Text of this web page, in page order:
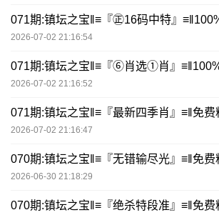
071期:镇坛之宝‖≡『㊣16码中特』
2026-07-02 21:16:54
071期:镇坛之宝‖≡『⑥肖选①肖』
2026-07-02 21:16:52
071期:镇坛之宝‖≡『最新四季肖』≡‖免费
2026-07-02 21:16:47
070期:镇坛之宝‖≡『无错输尽光』≡‖免费
2026-06-30 21:18:29
070期:镇坛之宝‖≡『绝杀特段准』≡‖免费